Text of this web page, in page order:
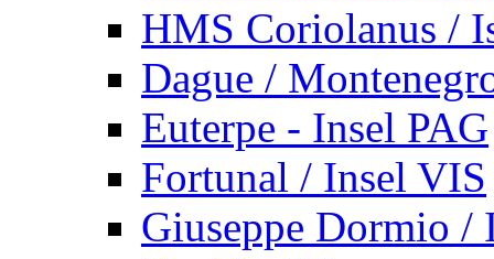
HMS Coriolanus /
Dague /
Euterpe - Insel PAG
Fortunal / Insel VIS
Giuseppe Dormio /